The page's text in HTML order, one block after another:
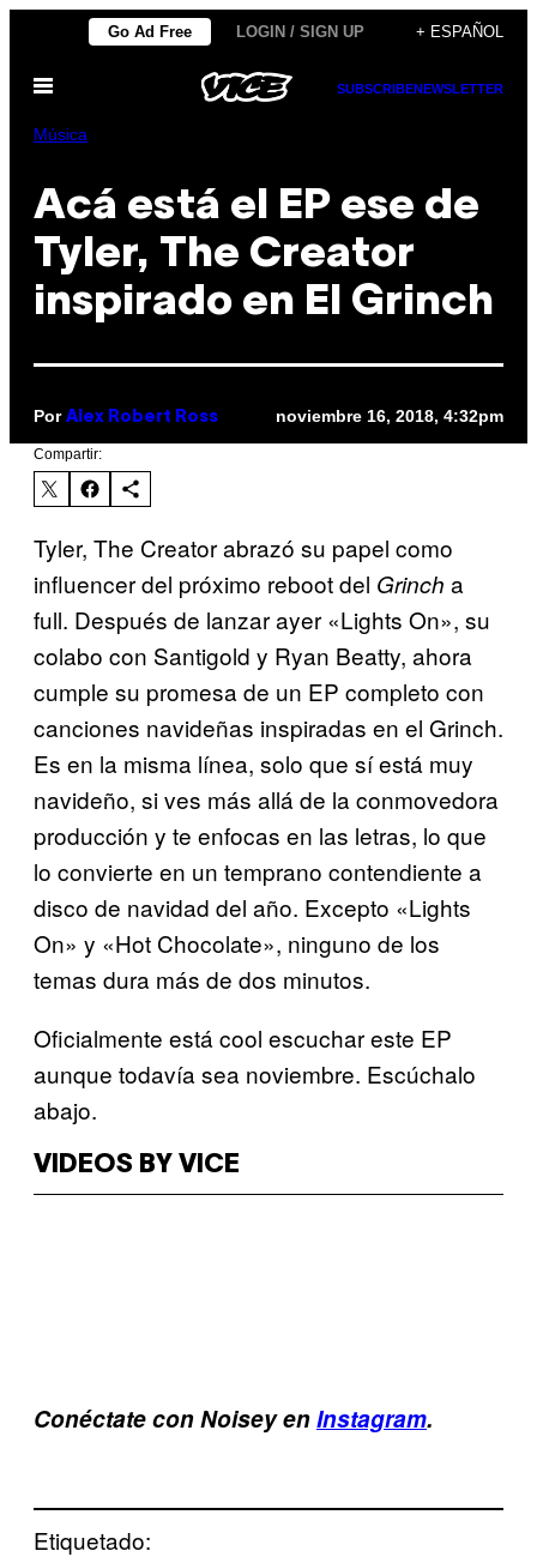
contenido
Go Ad Free LOGIN / SIGN UP + ESPAÑOL
Abrir
SUBSCRIBENEWSLETTER
Música
Acá está el EP ese de
Tyler, The Creator
inspirado en El Grinch
Por Alex Robert Ross noviembre 16, 2018, 4:32pm
Compartir:
Tyler, The Creator abrazó su papel como
influencer del próximo reboot del Grinch a
full. Después de lanzar ayer «Lights On», su
colabo con Santigold y Ryan Beatty, ahora
cumple su promesa de un EP completo con
canciones navideñas inspiradas en el Grinch.
Es en la misma línea, solo que sí está muy
navideño, si ves más allá de la conmovedora
producción y te enfocas en las letras, lo que
lo convierte en un temprano contendiente a
disco de navidad del año. Excepto «Lights
On» y «Hot Chocolate», ninguno de los
temas dura más de dos minutos.
Oficialmente está cool escuchar este EP
aunque todavía sea noviembre. Escúchalo
abajo.
VIDEOS BY VICE
Conéctate con Noisey enInstagram.
Etiquetado: